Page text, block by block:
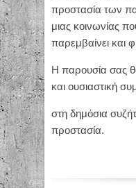
προστασία των
μιας κοινωνίας
παρεμβαίνει και
Η παρουσία σας θα
και ουσιαστική
στη δημόσια
προστασία.